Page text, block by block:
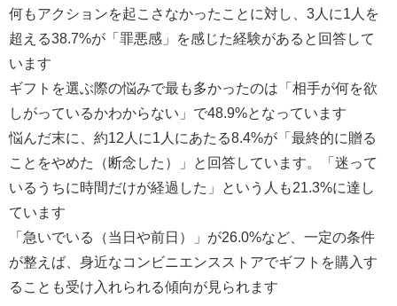
何もアクションを起こさなかったことに対し、3人に1人を
超える38.7%が「罪悪感」を感じた経験があると回答して
います
ギフトを選ぶ際の悩みで最も多かったのは「相手が何を欲
しがっているかわからない」で48.9%となっています
悩んだ末に、約12人に1人にあたる8.4%が「最終的に贈る
ことをやめた（断念した）」と回答しています。「迷って
いるうちに時間だけが経過した」という人も21.3%に達し
ています
「急いでいる（当日や前日）」が26.0%など、一定の条件
が整えば、身近なコンビニエンスストアでギフトを購入す
ることも受け入れられる傾向が見られます